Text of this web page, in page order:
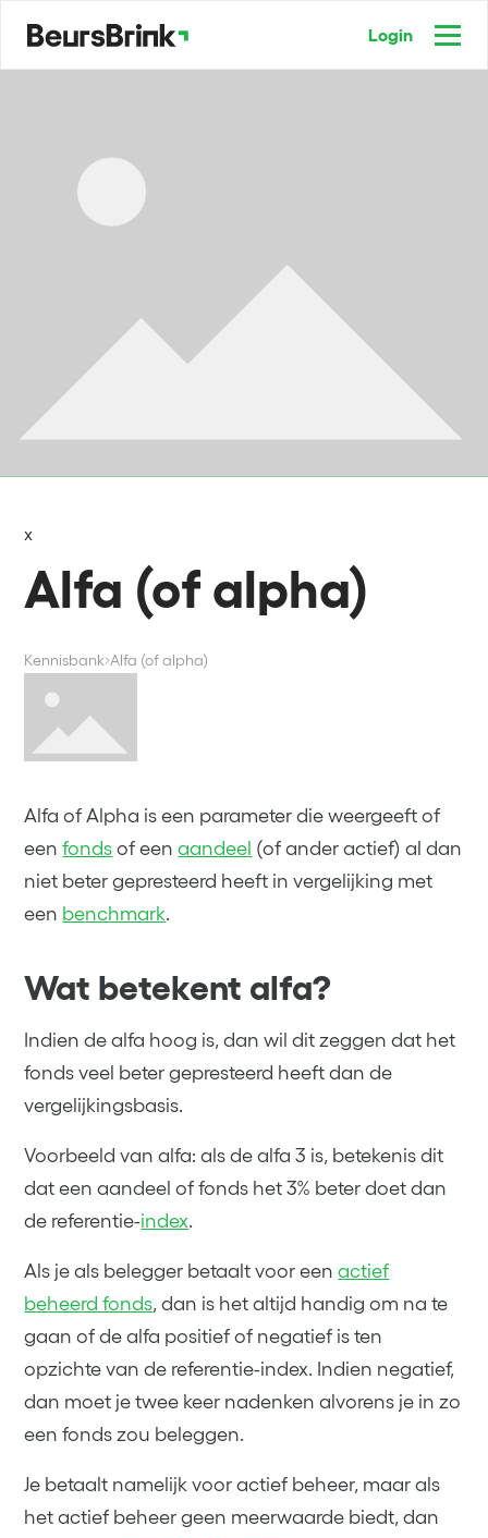
Login
x
Alfa (of alpha)
Kennisbank Alfa (of alpha)
Alfa of Alpha is een parameter die weergeeft of
eenfonds of eenaandeel (of ander actief) al dan
niet beter gepresteerd heeft in vergelijking met
een benchmark.
Wat betekent alfa?
Indien de alfa hoog is, dan wil dit zeggen dat het
fonds veel beter gepresteerd heeft dan de
vergelijkingsbasis.
Voorbeeld van alfa: als de alfa 3 is, betekenis dit
dat een aandeel of fonds het 3% beter doet dan
de referentie-index.
Als je als belegger betaalt voor eenactief
beheerd fonds, dan is het altijd handig om na te
gaan of de alfa positief of negatief is ten
opzichte van de referentie-index. Indien negatief,
dan moet je twee keer nadenken alvorens je in zo
een fonds zou beleggen.
Je betaalt namelijk voor actief beheer, maar als
het actief beheer geen meerwaarde biedt, dan